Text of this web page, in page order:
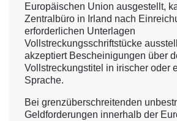
Europäischen Union ausgestellt,
Zentralbüro in Irland nach
erforderlichen Unterlagen
Vollstreckungsschriftstücke
akzeptiert Bescheinigungen über
Vollstreckungstitel in irischer oder
Sprache.
Bei grenzüberschreitenden
Geldforderungen innerhalb der